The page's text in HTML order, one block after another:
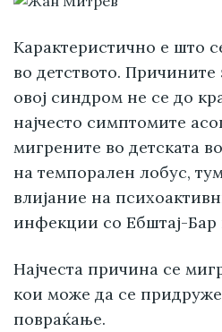
Карактеристично е што
во детството.
овој синдром не се до
најчесто симптомите
мигрените во детската
на темпорален лобус,
влијание на
инфекции со Ебштај-Бар
Најчеста причина се
кои може да се
повраќање.